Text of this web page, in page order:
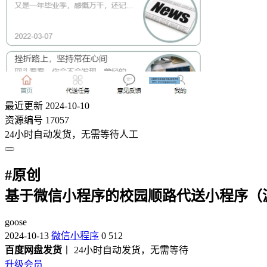
最近更新 2024-10-10
资源编号 17057
24小时自动发货，无需等待人工
#原创
基于微信小程序的校园顺路代送小程序
goose
2024-10-13 微信小程序 0 512
百度网盘发货 丨 24小时自动发货，无需等待
升级会员